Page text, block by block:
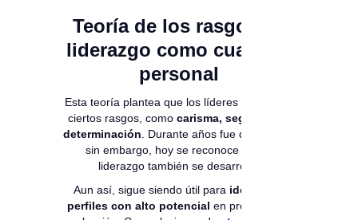
Teoría de los rasgos: el
liderazgo como cualidad
personal
Esta teoría plantea que los líderes nacen con
ciertos rasgos, como carisma, seguridad o
determinación . Durante años fue dominante;
sin embargo, hoy se reconoce que el
liderazgo también se desarrolla.
Aun así, sigue siendo útil para identificar
perfiles con alto potencial en procesos de